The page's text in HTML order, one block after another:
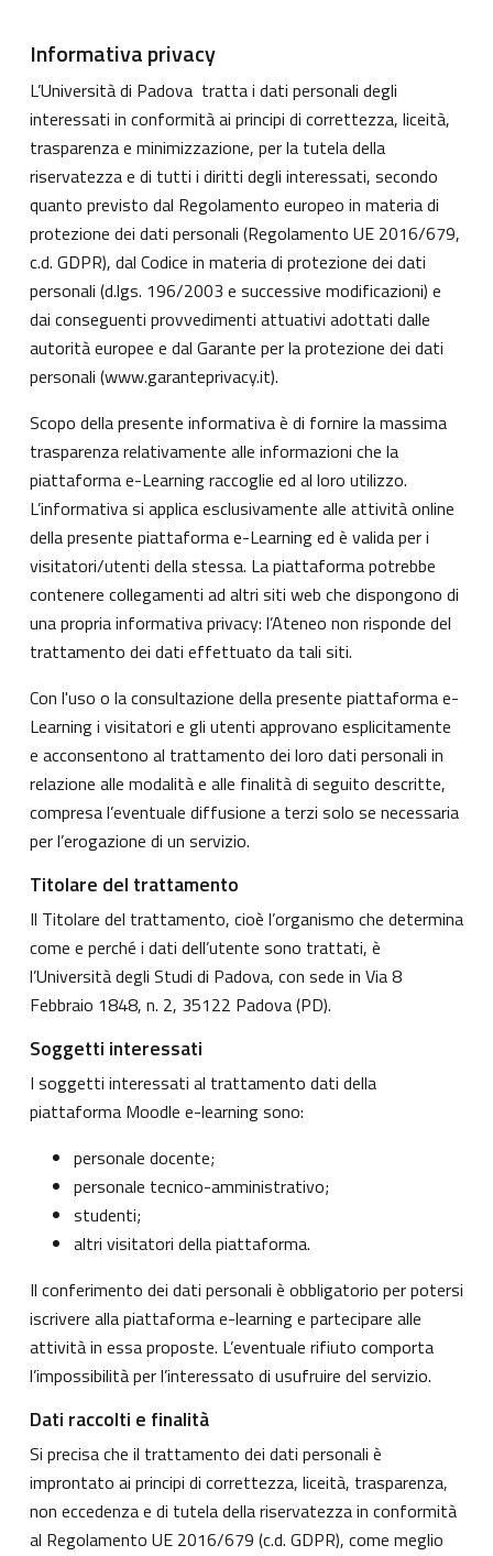
Informativa privacy
L’Università di Padova tratta i dati personali degli
interessati in conformità ai principi di correttezza, liceità,
trasparenza e minimizzazione, per la tutela della
riservatezza e di tutti i diritti degli interessati, secondo
quanto previsto dal Regolamento europeo in materia di
protezione dei dati personali (Regolamento UE 2016/679,
c.d. GDPR), dal Codice in materia di protezione dei dati
personali (d.lgs. 196/2003 e successive modificazioni) e
dai conseguenti provvedimenti attuativi adottati dalle
autorità europee e dal Garante per la protezione dei dati
personali (www.garanteprivacy.it).
Scopo della presente informativa è di fornire la massima
trasparenza relativamente alle informazioni che la
piattaforma e-Learning raccoglie ed al loro utilizzo.
L’informativa si applica esclusivamente alle attività online
della presente piattaforma e-Learning ed è valida per i
visitatori/utenti della stessa. La piattaforma potrebbe
contenere collegamenti ad altri siti web che dispongono di
una propria informativa privacy: l’Ateneo non risponde del
trattamento dei dati effettuato da tali siti.
Con l'uso o la consultazione della presente piattaforma e-
Learning i visitatori e gli utenti approvano esplicitamente
e acconsentono al trattamento dei loro dati personali in
relazione alle modalità e alle finalità di seguito descritte,
compresa l’eventuale diffusione a terzi solo se necessaria
per l’erogazione di un servizio.
Titolare del trattamento
Il Titolare del trattamento, cioè l’organismo che determina
come e perché i dati dell’utente sono trattati, è
l’Università degli Studi di Padova, con sede in Via 8
Febbraio 1848, n. 2, 35122 Padova (PD).
Soggetti interessati
I soggetti interessati al trattamento dati della
piattaforma Moodle e-learning sono:
personale docente;
personale tecnico-amministrativo;
studenti;
altri visitatori della piattaforma.
Il conferimento dei dati personali è obbligatorio per potersi
iscrivere alla piattaforma e-learning e partecipare alle
attività in essa proposte. L’eventuale rifiuto comporta
l’impossibilità per l’interessato di usufruire del servizio.
Dati raccolti e finalità
Si precisa che il trattamento dei dati personali è
improntato ai principi di correttezza, liceità, trasparenza,
non eccedenza e di tutela della riservatezza in conformità
al Regolamento UE 2016/679 (c.d. GDPR), come meglio